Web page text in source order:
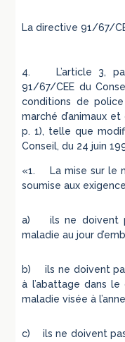
La directive 91/67/
4. L’article 3,
91/67/CEE du
conditions de
marché d’animaux
p. 1), telle que
Conseil, du 24 juin
«1. La mise sur le
soumise aux
a) ils ne doivent
maladie au jour
b) ils ne doivent
à l’abattage dans le
maladie visée à
c) ils ne doivent pas